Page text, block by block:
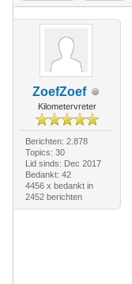
ZoefZoef
Kilometervreter
Berichten: 2.878
Topics: 30
Lid sinds: Dec 2017
Bedankt: 42
4456 x bedankt in
2452 berichten